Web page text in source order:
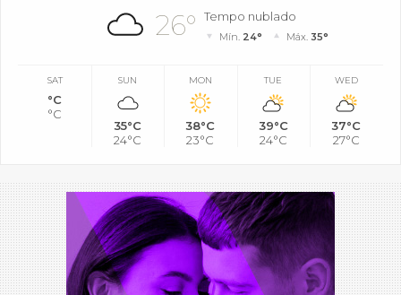
26° Tempo nublado
Mín. 24° Máx. 35°
SAT
°C
°C
SUN
35°C
24°C
MON
38°C
23°C
TUE
39°C
24°C
WED
37°C
27°C